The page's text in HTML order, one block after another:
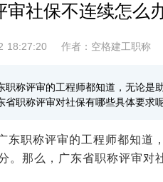
审社保不连续怎么
18:27:20 作者：空格建工职称
职称评审的工程师都知道，无论是
省职称评审对社保有哪些具体要求
东职称评审的工程师都知道
。那么，广东省职称评审对